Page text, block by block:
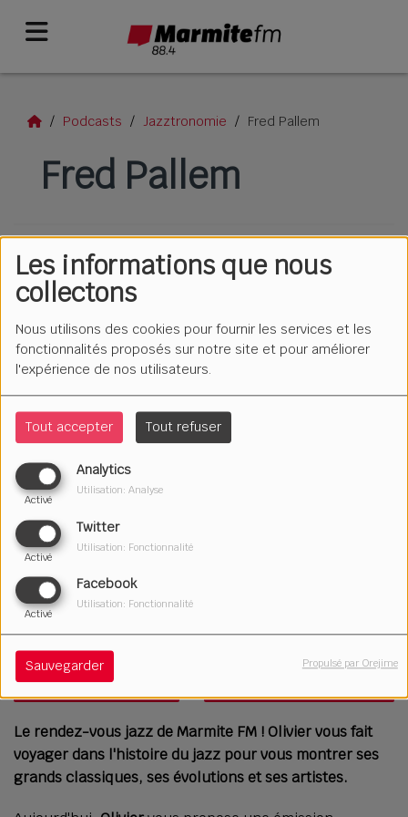
Les informations que nous
collectons
Nous utilisons des cookies pour fournir les services et les
fonctionnalités proposés sur notre site et pour améliorer
l'expérience de nos utilisateurs.
Tout accepter Tout refuser
Analytics
Activé
Utilisation: Analyse
Twitter
Activé
Utilisation: Fonctionnalité
Facebook
Activé
Utilisation: Fonctionnalité
Sauvegarder Propulsé par Orejime
Podcasts Jazztronomie Fred Pallem
Fred Pallem
30 juin 2023
Le rendez-vous jazz de Marmite FM ! Olivier vous fait
voyager dans l'histoire du jazz pour vous montrer ses
grands classiques, ses évolutions et ses artistes.